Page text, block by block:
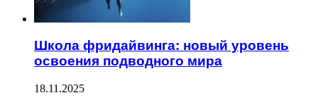
Школа фридайвинга: новый уровень
освоения подводного мира
18.11.2025